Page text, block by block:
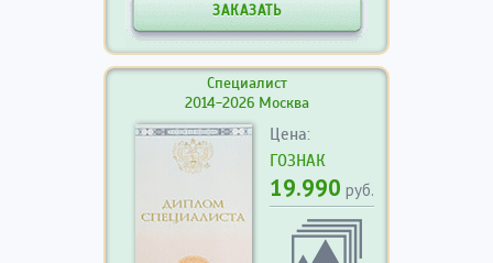
ЗАКАЗАТЬ
Специалист
2014-2026 Москва
Цена:
ГОЗНАК
19.990 руб.